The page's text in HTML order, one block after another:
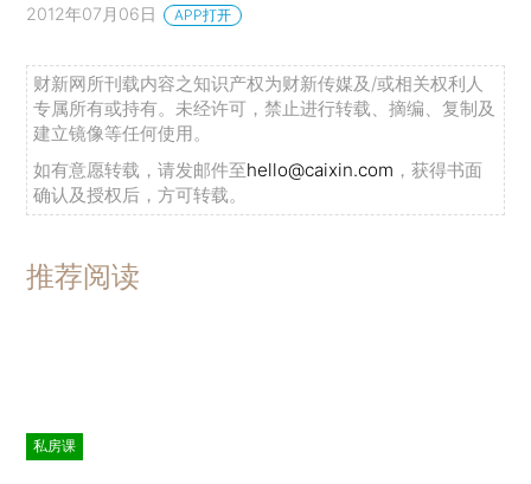
2012年07月06日 APP打开
财新网所刊载内容之知识产权为财新传媒及/或相关权利人
专属所有或持有。未经许可，禁止进行转载、摘编、复制及
建立镜像等任何使用。
如有意愿转载，请发邮件至hello@caixin.com ，获得书面
确认及授权后，方可转载。
推荐阅读
私房课